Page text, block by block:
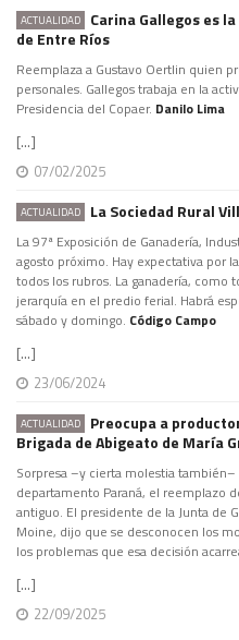
ACTUALIDAD
Carina Gallegos es
de Entre Ríos
Reemplaza a Gustavo Oertlin quien
personales. Gallegos trabaja en la
Presidencia del Copaer. Danilo Lima
[...]
07/02/2025
ACTUALIDAD La Sociedad Rural
La 97ª Exposición de Ganadería,
agosto próximo. Hay expectativa por
todos los rubros. La ganadería, como
jerarquía en el predio ferial. Habrá
sábado y domingo. Código Campo
[...]
23/06/2024
ACTUALIDAD
Preocupa a
Brigada de Abigeato de María
Sorpresa –y cierta molestia
departamento Paraná, el reemplazo
antiguo. El presidente de la Junta de
Moine, dijo que se desconocen los
los problemas que esa decisión
[...]
22/09/2025